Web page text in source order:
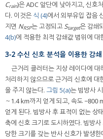
Crain)은 ADC 앞단에 낮아지고, 신호
다. 이것은 식 (4)에서 외부유입 잡음
지면 NRSP는 고정되고 Starget은 감쇄
4(b)에 적용한 최적 감쇄값 범위에
3-2 수신 신호 분석을 이용한 감
근거리 클러터는 지상 레이다에
처리하지 않으므로 근거리 신호에
을 주지 않는다. 그림 5(a)는 빔방사
～1.4 km까지 얻게 되고, 속도
얻게 된다. 빔방사 후 표적이 없는 상
축에 신호 크기로 도시하였다. 빔방
당한 크기를 갖는 반사 신호가 발생